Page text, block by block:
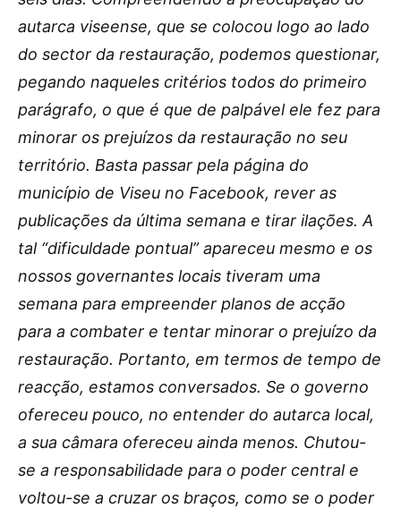
autarca viseense, que se colocou logo ao lado
do sector da restauração, podemos questionar,
pegando naqueles critérios todos do primeiro
parágrafo, o que é que de palpável ele fez para
minorar os prejuízos da restauração no seu
território. Basta passar pela página do
município de Viseu no Facebook, rever as
publicações da última semana e tirar ilações. A
tal “dificuldade pontual” apareceu mesmo e os
nossos governantes locais tiveram uma
semana para empreender planos de acção
para a combater e tentar minorar o prejuízo da
restauração. Portanto, em termos de tempo de
reacção, estamos conversados. Se o governo
ofereceu pouco, no entender do autarca local,
a sua câmara ofereceu ainda menos. Chutou-
se a responsabilidade para o poder central e
voltou-se a cruzar os braços, como se o poder